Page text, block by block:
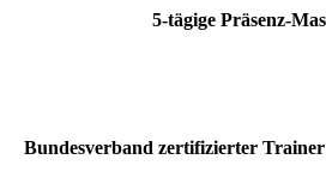
5-tägige Präsenz-
Bundesverband zertifizierter Trainer